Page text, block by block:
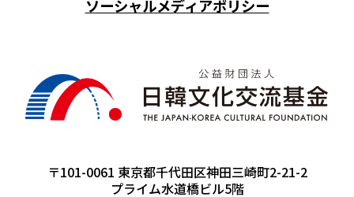
ソーシャルメディアポリシー
〒101-0061 東京都千代田区神田三崎町2-21-2
プライム水道橋ビル5階